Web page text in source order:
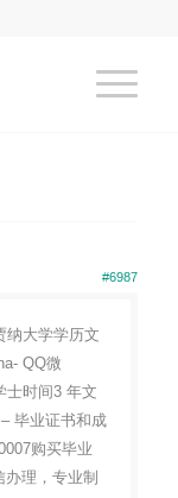
#6987
纳大学学历文
QQ微
士时间3 年文
毕业证书和成
购买毕业
理，专业制